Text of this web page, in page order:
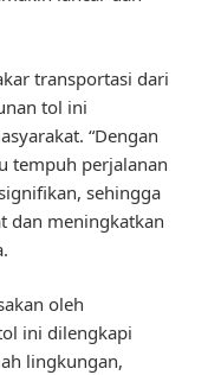
transportasi dari
tol ini
“Dengan
tempuh perjalanan
sehingga
dan meningkatkan
oleh
ini dilengkapi
lingkungan,